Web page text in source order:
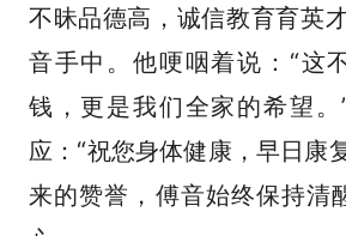
不昧品德高，诚信教育育英
音手中。他哽咽着说：“这
钱，更是我们全家的希望。
应：“祝您身体健康，早日康
来的赞誉，傅音始终保持清